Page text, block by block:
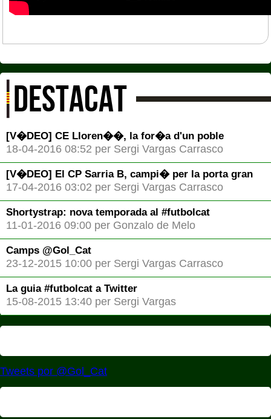
DESTACAT
[V�DEO] CE Lloren��, la for�a d'un poble
18-04-2016 08:52 per Sergi Vargas Carrasco
[V�DEO] El CP Sarria B, campi� per la porta gran
17-04-2016 03:02 per Sergi Vargas Carrasco
Shortystrap: nova temporada al #futbolcat
11-01-2016 09:00 per Gonzalo de Melo
Camps @Gol_Cat
23-12-2015 10:00 per Sergi Vargas Carrasco
La guia #futbolcat a Twitter
15-08-2015 13:40 per Sergi Vargas
Tweets por @Gol_Cat